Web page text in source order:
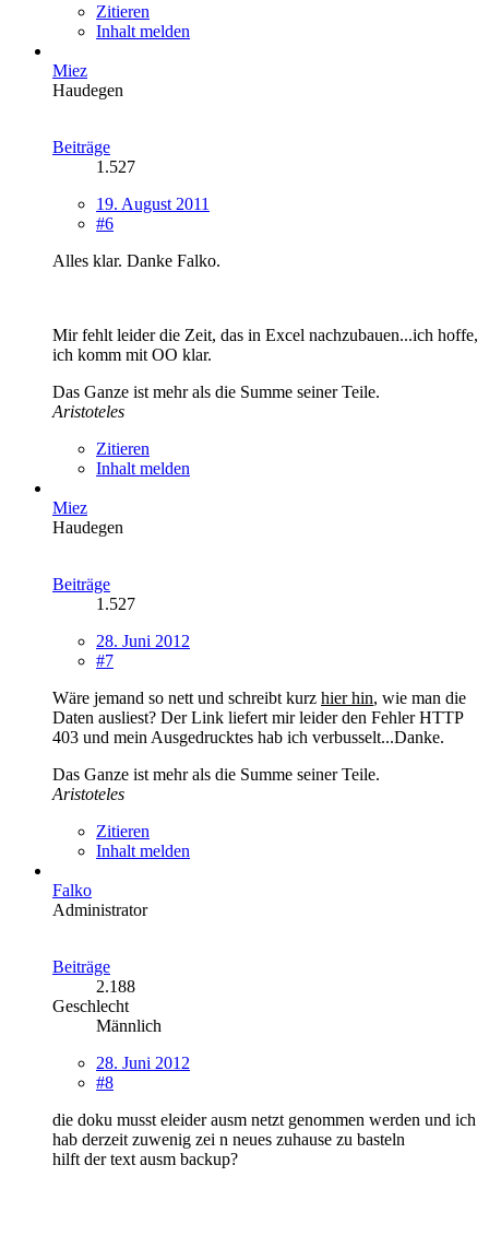
Zitieren
Inhalt melden
Miez
Haudegen
Beiträge
1.527
19. August 2011
#6
Alles klar. Danke Falko.
Mir fehlt leider die Zeit, das in Excel nachzubauen...ich hoffe,
ich komm mit OO klar.
Das Ganze ist mehr als die Summe seiner Teile.
Aristoteles
Zitieren
Inhalt melden
Miez
Haudegen
Beiträge
1.527
28. Juni 2012
#7
Wäre jemand so nett und schreibt kurz hier hin, wie man die
Daten ausliest? Der Link liefert mir leider den Fehler HTTP
403 und mein Ausgedrucktes hab ich verbusselt...Danke.
Das Ganze ist mehr als die Summe seiner Teile.
Aristoteles
Zitieren
Inhalt melden
Falko
Administrator
Beiträge
2.188
Geschlecht
Männlich
28. Juni 2012
#8
die doku musst eleider ausm netzt genommen werden und ich
hab derzeit zuwenig zei n neues zuhause zu basteln
hilft der text ausm backup?